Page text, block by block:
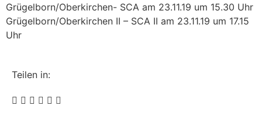
Grügelborn/Oberkirchen- SCA am 23.11.19 um 15.30 Uhr
Grügelborn/Oberkirchen II – SCA II am 23.11.19 um 17.15
Uhr
Teilen in: